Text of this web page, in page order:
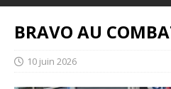
BRAVO AU
10 juin 2026